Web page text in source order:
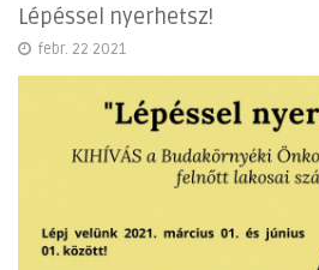
Lépéssel nyerhetsz!
febr. 22 2021